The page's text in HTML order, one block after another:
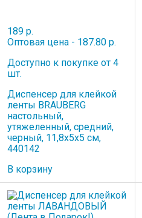
189 р.
Оптовая цена - 187.80 р.
Доступно к покупке от 4
шт.
Диспенсер для клейкой
ленты BRAUBERG
настольный,
утяжеленный, средний,
черный, 11,8х5х5 см,
440142
В корзину